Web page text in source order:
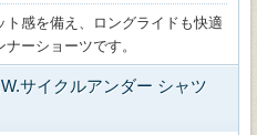
感を備え、ロングライドも快適
ーショーツです。
サイクルアンダー シャツ